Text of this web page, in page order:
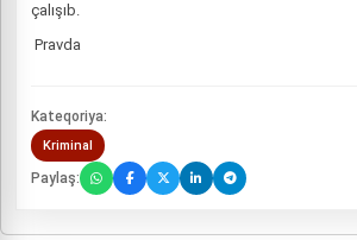
çalışıb.
Pravda
Kateqoriya:
Kriminal
Paylaş: